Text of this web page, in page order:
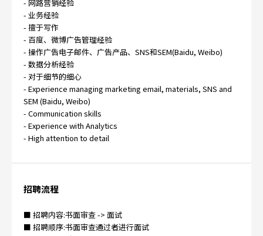
- 网路营销经验
- 业务经验
- 擅于写作
- 百度、微博广告管理经验
- 操作广告电子邮件、广告产品、SNS和SEM(Baidu, Weibo)
- 数据分析经验
- 对于细节的细心
- Experience managing marketing email, materials, SNS and
SEM (Baidu, Weibo)
- Communication skills
- Experience with Analytics
- High attention to detail
招聘流程
■ 招聘内容:书面审查 -> 面试
■ 招聘顺序:书面审查通过者进行面试